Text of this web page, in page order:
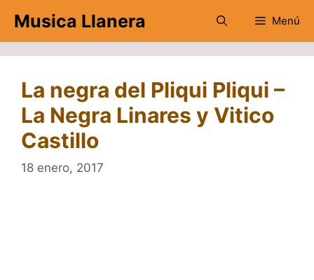
contenido
Musica Llanera Menú
La negra del Pliqui Pliqui –
La Negra Linares y Vitico
Castillo
18 enero, 2017